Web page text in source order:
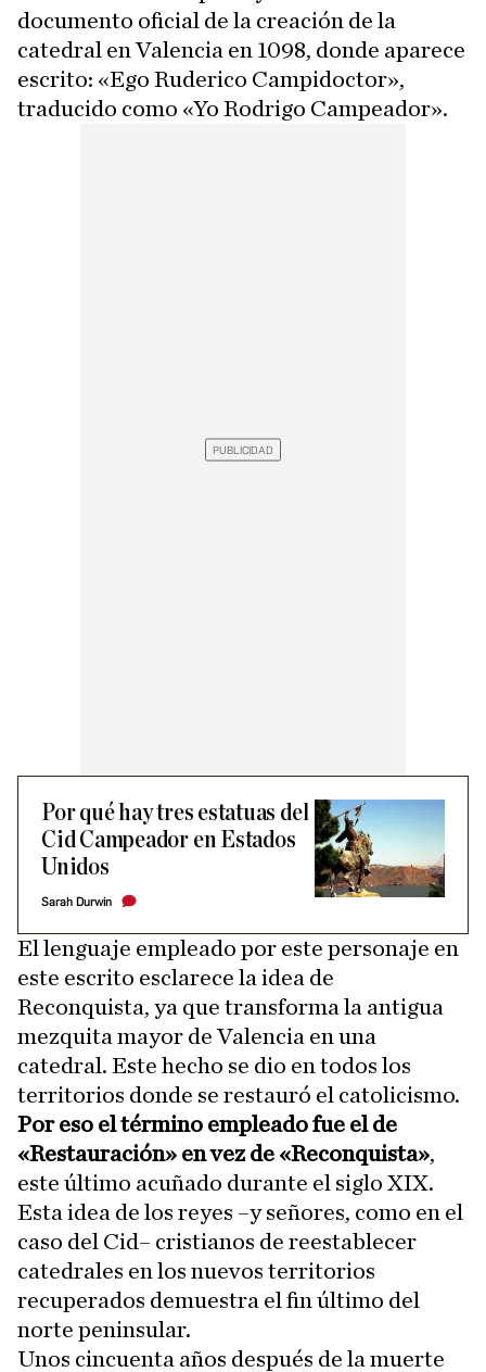
documento oficial de la creación de la
catedral en Valencia en 1098, donde aparece
escrito: «Ego Ruderico Campidoctor»,
traducido como «Yo Rodrigo Campeador».
Por qué hay tres estatuas del
Cid Campeador en Estados
Unidos
Sarah Durwin
El lenguaje empleado por este personaje en
este escrito esclarece la idea de
Reconquista, ya que transforma la antigua
mezquita mayor de Valencia en una
catedral. Este hecho se dio en todos los
territorios donde se restauró el catolicismo.
Por eso el término empleado fue el de
«Restauración» en vez de «Reconquista»,
este último acuñado durante el siglo XIX.
Esta idea de los reyes –y señores, como en el
caso del Cid– cristianos de reestablecer
catedrales en los nuevos territorios
recuperados demuestra el fin último del
norte peninsular.
Unos cincuenta años después de la muerte